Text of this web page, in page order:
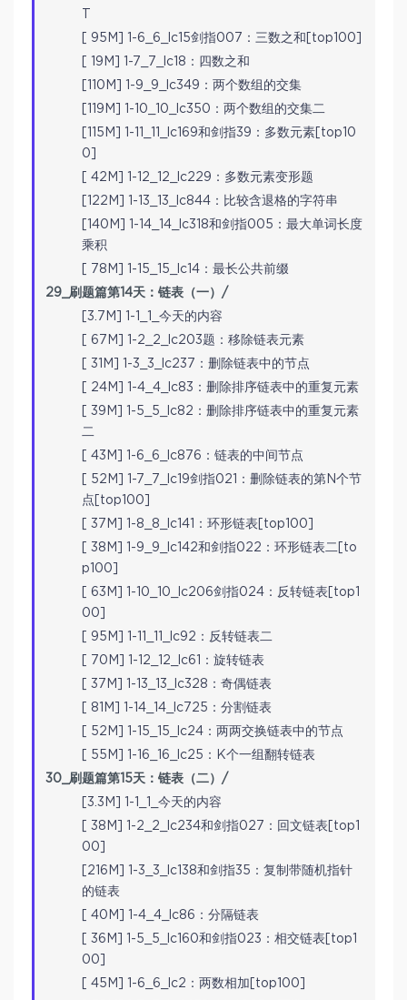
[ 95M] 1-6_6_lc15剑指007：三数之和[top100]
[ 19M] 1-7_7_lc18：四数之和
[110M] 1-9_9_lc349：两个数组的交集
[119M] 1-10_10_lc350：两个数组的交集二
[115M] 1-11_11_lc169和剑指39：多数元素[top10
0]
[ 42M] 1-12_12_lc229：多数元素变形题
[122M] 1-13_13_lc844：比较含退格的字符串
[140M] 1-14_14_lc318和剑指005：最大单词长度
乘积
[ 78M] 1-15_15_lc14：最长公共前缀
29_刷题篇第14天：链表（一）/
[3.7M] 1-1_1_今天的内容
[ 67M] 1-2_2_lc203题：移除链表元素
[ 31M] 1-3_3_lc237：删除链表中的节点
[ 24M] 1-4_4_lc83：删除排序链表中的重复元素
[ 39M] 1-5_5_lc82：删除排序链表中的重复元素
二
[ 43M] 1-6_6_lc876：链表的中间节点
[ 52M] 1-7_7_lc19剑指021：删除链表的第N个节
点[top100]
[ 37M] 1-8_8_lc141：环形链表[top100]
[ 38M] 1-9_9_lc142和剑指022：环形链表二[to
p100]
[ 63M] 1-10_10_lc206剑指024：反转链表[top1
00]
[ 95M] 1-11_11_lc92：反转链表二
[ 70M] 1-12_12_lc61：旋转链表
[ 37M] 1-13_13_lc328：奇偶链表
[ 81M] 1-14_14_lc725：分割链表
[ 52M] 1-15_15_lc24：两两交换链表中的节点
[ 55M] 1-16_16_lc25：K个一组翻转链表
30_刷题篇第15天：链表（二）/
[3.3M] 1-1_1_今天的内容
[ 38M] 1-2_2_lc234和剑指027：回文链表[top1
00]
[216M] 1-3_3_lc138和剑指35：复制带随机指针
的链表
[ 40M] 1-4_4_lc86：分隔链表
[ 36M] 1-5_5_lc160和剑指023：相交链表[top1
00]
[ 45M] 1-6_6_lc2：两数相加[top100]